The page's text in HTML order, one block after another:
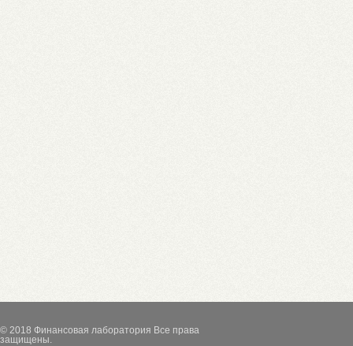
© 2018 Финансовая лаборатория Все права
защищены.